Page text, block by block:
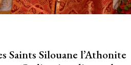
Saints Silouane l’Athonite